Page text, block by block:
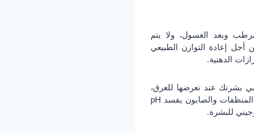
وبعد الغسول، ولا يتم
إعادة التوازن الطبيعي
الدهنية.
بشرتك عند تعرضها للعرق،
وذلك لأن هذه الطبقة هي حمضية قليلًا ولها أس هيدروجيني، ومع استخدام المنظفات والصابون يفسد pH
للبشرة.